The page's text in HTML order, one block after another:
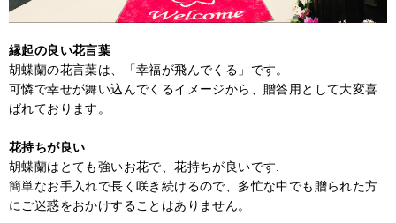
縁起の良い花言葉
胡蝶蘭の花言葉は、「幸福が飛んでくる」です。
可憐で幸せが舞い込んでくるイメージから、贈答用として大変喜
ばれております。
花持ちが良い
胡蝶蘭はとても強いお花で、花持ちが良いです.
簡単なお手入れで長く咲き続けるので、多忙な中でも贈られた方
にご迷惑をおかけすることはありません。